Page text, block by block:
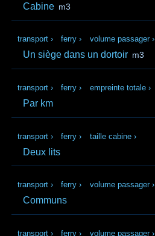
Cabine m3
transport › ferry › volume passager ›
Un siège dans un dortoir m3
transport › ferry › empreinte totale ›
Par km
transport › ferry › taille cabine ›
Deux lits
transport › ferry › volume passager ›
Communs
transport › ferry › volume passager ›